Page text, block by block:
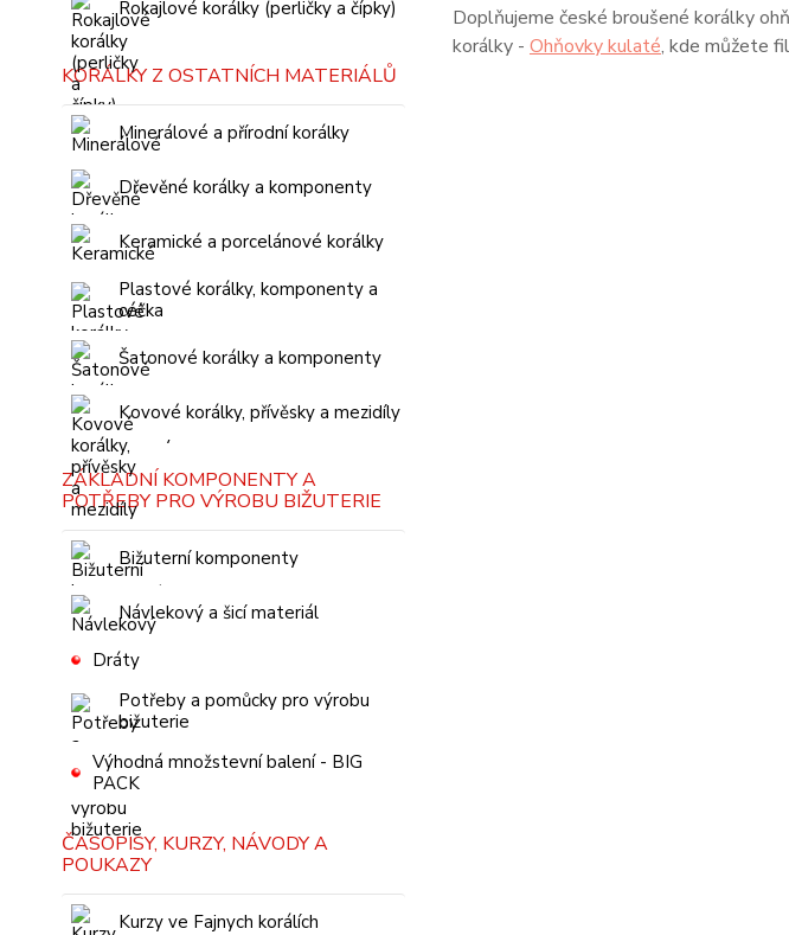
Rokajlové korálky (perličky a čípky)
KORÁLKY Z OSTATNÍCH MATERIÁLŮ
Minerálové a přírodní korálky
Dřevěné korálky a komponenty
Keramické a porcelánové korálky
Plastové korálky, komponenty a
céčka
Šatonové korálky a komponenty
Kovové korálky, přívěsky a mezidíly
ZÁKLADNÍ KOMPONENTY A
POTŘEBY PRO VÝROBU BIŽUTERIE
Bižuterní komponenty
Návlekový a šicí materiál
Dráty
Potřeby a pomůcky pro výrobu
bižuterie
Výhodná množstevní balení - BIG
PACK
ČASOPISY, KURZY, NÁVODY A
POUKAZY
Kurzy ve Fajnych korálích
Doplňujeme české broušené korálky
korálky - Ohňovky kulaté, kde můžete